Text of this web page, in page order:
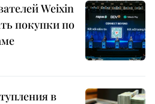
Weixin
покупки по
в